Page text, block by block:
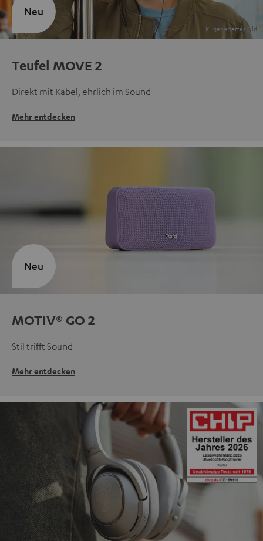
Teufel MOVE 2
Direkt mit Kabel, ehrlich im Sound
Mehr entdecken
Neu
MOTIV® GO 2
Stil trifft Sound
Mehr entdecken
Neu